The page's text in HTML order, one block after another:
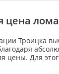
цена
Троицка
цены. Для